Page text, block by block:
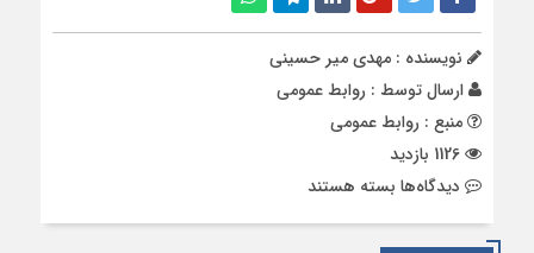
نویسنده : مهدی میر حسینی
ارسال توسط : روابط عمومی
منبع : روابط عمومی
دیدگاه‌ها برای
بسته هستند